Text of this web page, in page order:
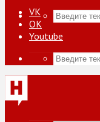
VK
ОК
Youtube